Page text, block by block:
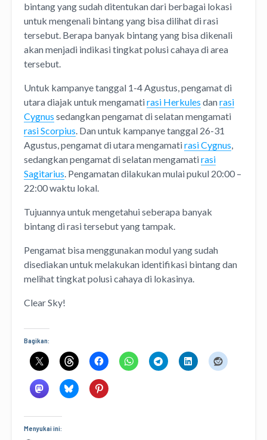
bintang yang sudah ditentukan dari berbagai lokasi
untuk mengenali bintang yang bisa dilihat di rasi
tersebut. Berapa banyak bintang yang bisa dikenali
akan menjadi indikasi tingkat polusi cahaya di area
tersebut.
Untuk kampanye tanggal 1-4 Agustus, pengamat di
utara diajak untuk mengamatirasi Herkules danrasi
Cygnus sedangkan pengamat di selatan mengamati
rasi Scorpius. Dan untuk kampanye tanggal 26-31
Agustus, pengamat di utara mengamatirasi Cygnus,
sedangkan pengamat di selatan mengamatirasi
Sagitarius. Pengamatan dilakukan mulai pukul 20:00 –
22:00 waktu lokal.
Tujuannya untuk mengetahui seberapa banyak
bintang di rasi tersebut yang tampak.
Pengamat bisa menggunakan modul yang sudah
disediakan untuk melakukan identifikasi bintang dan
melihat tingkat polusi cahaya di lokasinya.
Clear Sky!
Bagikan:
Menyukai ini: